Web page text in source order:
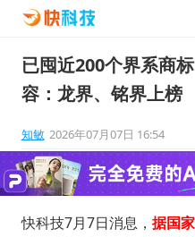
已囤近200个界系商
容：龙界、铭界上榜
知敏 2026年07月07日 16:54
快科技7月7日消息， 据国